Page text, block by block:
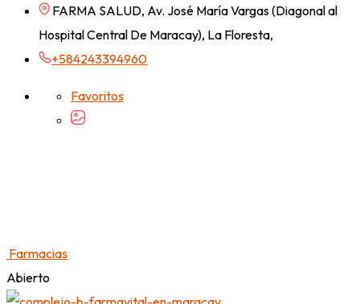
FARMA SALUD, Av. José María Vargas (Diagonal al
Hospital Central De Maracay), La Floresta,
+584243394960
Favoritos
Farmacias
Abierto